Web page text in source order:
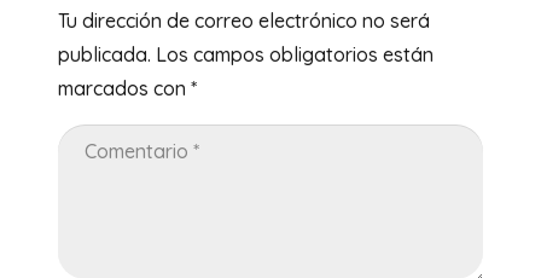
Tu dirección de correo electrónico no será
publicada. Los campos obligatorios están
marcados con *